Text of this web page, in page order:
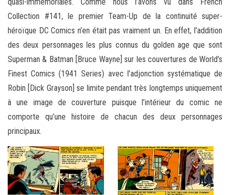
Collection #141, le premier Team-Up de la continuité super-
héroïque DC Comics n’en était pas vraiment un. En effet, l’addition
des deux personnages les plus connus du golden age que sont
Superman & Batman [Bruce Wayne] sur les couvertures de World’s
Finest Comics (1941 Series) avec l’adjonction systématique de
Robin [Dick Grayson] se limite pendant très longtemps uniquement
à une image de couverture puisque l’intérieur du comic ne
comporte qu’une histoire de chacun des deux personnages
principaux.